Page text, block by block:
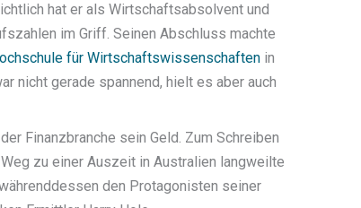
hat er als Wirtschaftsabsolvent und
im Griff. Seinen Abschluss machte
für Wirtschaftswissenschaften in
nicht gerade spannend, hielt es aber auch
Finanzbranche sein Geld. Zum Schreiben
zu einer Auszeit in Australien langweilte
den Protagonisten seiner